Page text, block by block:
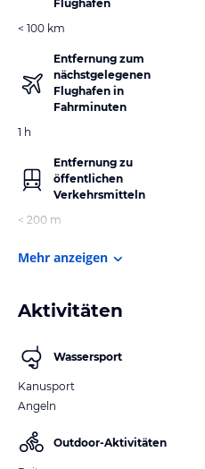
Flughafen
< 100 km
Entfernung zum
nächstgelegenen
Flughafen in
Fahrminuten
1 h
Entfernung zu
öffentlichen
Verkehrsmitteln
< 200 m
Mehr anzeigen
Aktivitäten
Wassersport
Kanusport
Angeln
Outdoor-Aktivitäten